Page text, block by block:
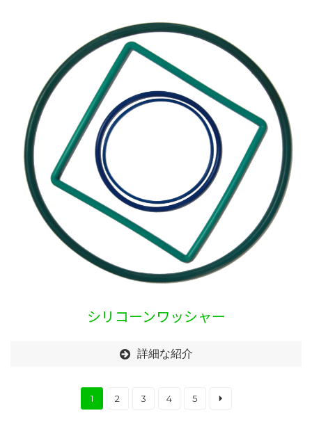
シリコーンワッシャー
詳細な紹介
1 2 3 4 5